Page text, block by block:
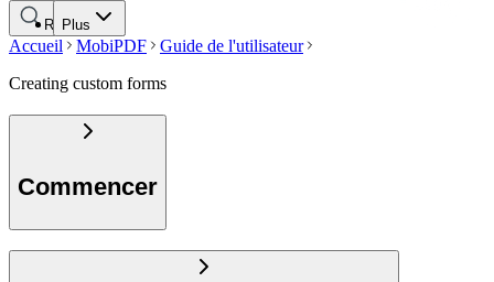
Plus
Rechercher
Accueil MobiPDF
Guide de l'utilisateur
Creating custom forms
Commencer